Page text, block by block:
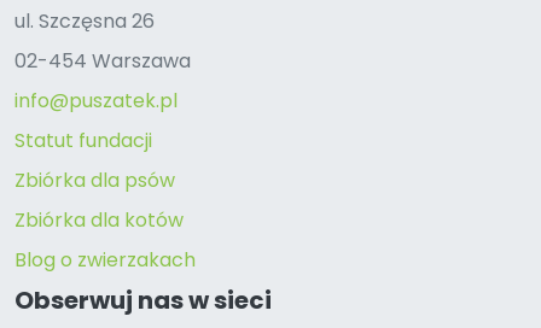
ul. Szczęsna 26
02-454 Warszawa
info@puszatek.pl
Statut fundacji
Zbiórka dla psów
Zbiórka dla kotów
Blog o zwierzakach
Obserwuj nas w sieci